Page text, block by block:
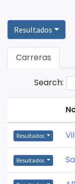
Resultados
Carreras
Search:
Resultados
Resultados